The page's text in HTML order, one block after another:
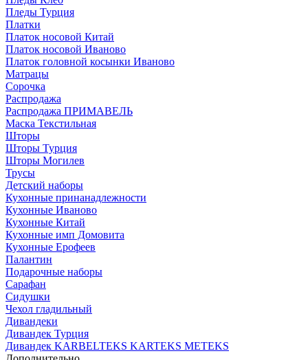
Пледы Турция
Платки
Платок носовой Китай
Платок носовой Иваново
Платок головной косынки Иваново
Матрацы
Сорочка
Распродажа
Распродажа ПРИМАВЕЛЬ
Маска Текстильная
Шторы
Шторы Турция
Шторы Могилев
Трусы
Детский наборы
Кухонные принанадлежности
Кухонные Иваново
Кухонные Китай
Кухонные имп Домовита
Кухонные Ерофеев
Палантин
Подарочные наборы
Сарафан
Сидушки
Чехол гладильный
Дивандеки
Дивандек Турция
Дивандек KARBELTEKS KARTEKS METEKS